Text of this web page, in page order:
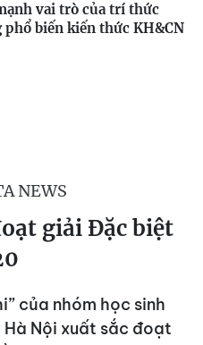
vai trò của trí thức
phổ biến kiến thức KH&CN
NEWS
giải Đặc biệt
của nhóm học sinh
Hà Nội xuất sắc đoạt